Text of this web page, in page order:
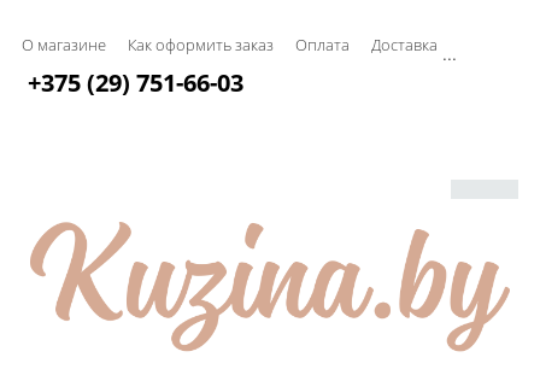
О магазине Как оформить заказ Оплата Доставка ...
+375 (29) 751-66-03